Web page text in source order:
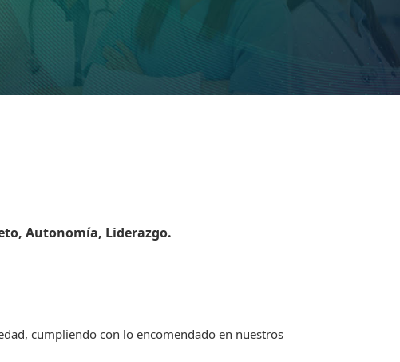
Autonomía, Liderazgo.
cumpliendo con lo encomendado en nuestros